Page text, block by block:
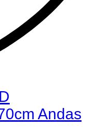
Andas